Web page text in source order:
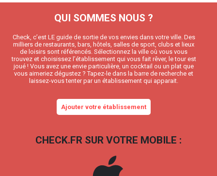
QUI SOMMES NOUS ?
Check, c’est LE guide de sortie de vos envies dans votre ville. Des
milliers de restaurants, bars, hôtels, salles de sport, clubs et lieux
de loisirs sont référencés. Sélectionnez la ville où vous vous
trouvez et choisissez l’établissement qui vous fait rêver, le tour est
joué ! Vous avez une envie particulière, un cocktail ou un plat que
vous aimeriez dégustez ? Tapez-le dans la barre de recherche et
laissez-vous tenter par un établissement qui apparait.
Ajouter votre établissement
CHECK.FR SUR VOTRE MOBILE :